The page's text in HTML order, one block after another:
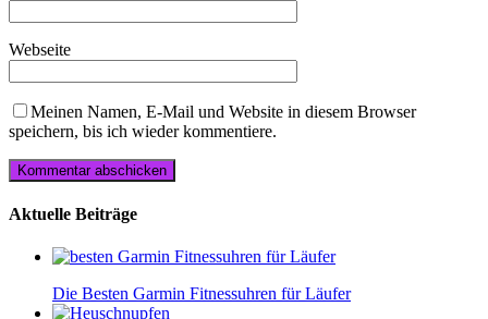
Webseite
Meinen Namen, E-Mail und Website in diesem Browser
speichern, bis ich wieder kommentiere.
Aktuelle Beiträge
Die Besten Garmin Fitnessuhren für Läufer